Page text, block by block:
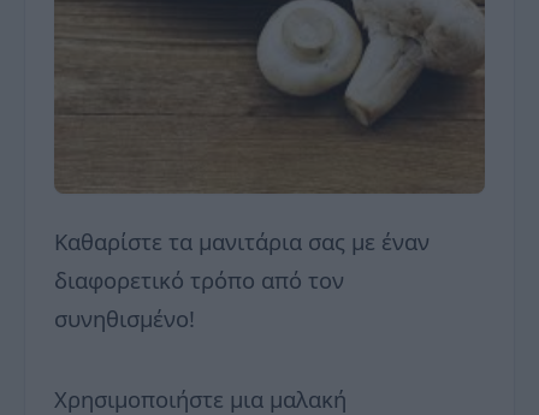
Καθαρίστε τα μανιτάρια σας με έναν
διαφορετικό τρόπο από τον
συνηθισμένο!
Χρησιμοποιήστε μια μαλακή